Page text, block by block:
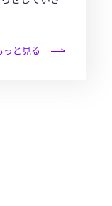
っと見る